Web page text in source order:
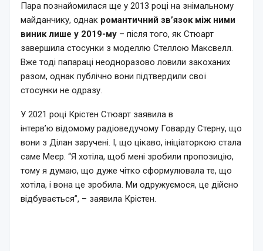
Пара познайомилася ще у 2013 році на знімальному
майданчику, однак романтичний зв’язок між ними
виник лише у 2019-му – після того, як Стюарт
завершила стосунки з моделлю Стеллою Максвелл.
Вже тоді папараці неодноразово ловили закоханих
разом, однак публічно вони підтвердили свої
стосунки не одразу.
У 2021 році Крістен Стюарт заявила в
інтерв’ю відомому радіоведучому Говарду Стерну, що
вони з Ділан заручені. І, що цікаво, ініціаторкою стала
саме Меєр. “Я хотіла, щоб мені зробили пропозицію,
тому я думаю, що дуже чітко сформулювала те, що
хотіла, і вона це зробила. Ми одружуємося, це дійсно
відбувається”, – заявила Крістен.